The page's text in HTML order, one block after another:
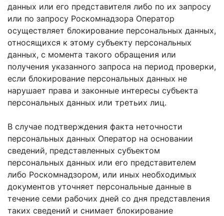
данных или его представителя либо по их запросу
или по запросу Роскомнадзора Оператор
осуществляет блокирование персональных данных,
относящихся к этому субъекту персональных
данных, с момента такого обращения или
получения указанного запроса на период проверки,
если блокирование персональных данных не
нарушает права и законные интересы субъекта
персональных данных или третьих лиц.
В случае подтверждения факта неточности
персональных данных Оператор на основании
сведений, представленных субъектом
персональных данных или его представителем
либо Роскомнадзором, или иных необходимых
документов уточняет персональные данные в
течение семи рабочих дней со дня представления
таких сведений и снимает блокирование